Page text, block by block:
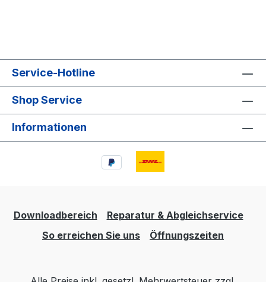
Service-Hotline
Shop Service
Informationen
Downloadbereich
Reparatur & Abgleichservice
So erreichen Sie uns
Öffnungszeiten